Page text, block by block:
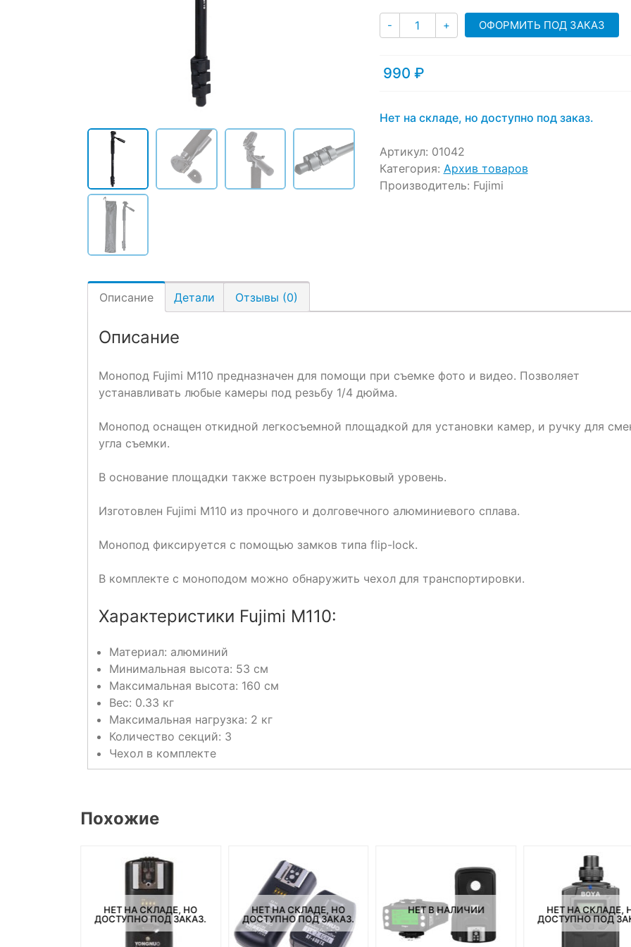
- Количество
+ ОФОРМИТЬ ПОД ЗАКАЗ
990 ₽
Нет на складе, но доступно под заказ.
Артикул: 01042
Категория: Архив товаров
Производитель: Fujimi
Описание Детали Отзывы (0)
Описание
Монопод Fujimi M110 предназначен для помощи при съемке фото и видео. Позволяет
устанавливать любые камеры под резьбу 1/4 дюйма.
Монопод оснащен откидной легкосъемной площадкой для установки камер, и ручку для
угла съемки.
В основание площадки также встроен пузырьковый уровень.
Изготовлен Fujimi M110 из прочного и долговечного алюминиевого сплава.
Монопод фиксируется с помощью замков типа flip-lock.
В комплекте с моноподом можно обнаружить чехол для транспортировки.
Характеристики Fujimi M110:
Материал: алюминий
Минимальная высота: 53 см
Максимальная высота: 160 см
Вес: 0.33 кг
Максимальная нагрузка: 2 кг
Количество секций: 3
Чехол в комплекте
Похожие
НЕТ НА СКЛАДЕ, НО
ДОСТУПНО ПОД ЗАКАЗ.
НЕТ НА СКЛАДЕ, НО
ДОСТУПНО ПОД ЗАКАЗ.
НЕТ В НАЛИЧИИ
НЕТ НА СКЛАДЕ,
ДОСТУПНО ПОД